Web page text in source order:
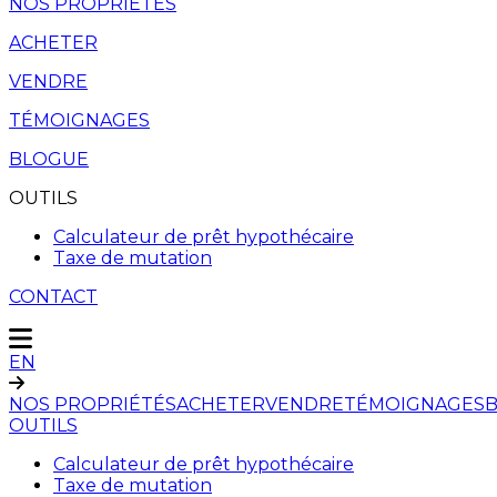
ACHETER
VENDRE
TÉMOIGNAGES
BLOGUE
OUTILS
Calculateur de prêt hypothécaire
Taxe de mutation
CONTACT
EN
NOS PROPRIÉTÉSACHETERVENDRETÉMOIGNAGES
OUTILS
Calculateur de prêt hypothécaire
Taxe de mutation